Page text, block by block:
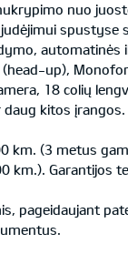
nuo
spustyse
up),
18 colių
kitos įrangos.
km. (3 metus
km.). Garantijos
pageidaujant